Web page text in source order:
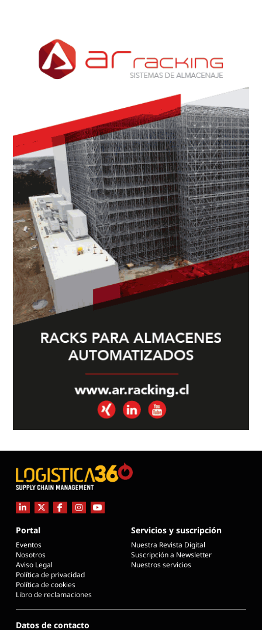
Portal
Eventos
Nosotros
Aviso Legal
Política de privacidad
Política de cookies
Libro de reclamaciones
Servicios y suscripción
Nuestra Revista Digital
Suscripción a Newsletter
Nuestros servicios
Datos de contacto